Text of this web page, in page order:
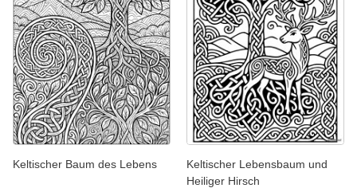
Keltischer Baum des Lebens
Keltischer Lebensbaum und
Heiliger Hirsch